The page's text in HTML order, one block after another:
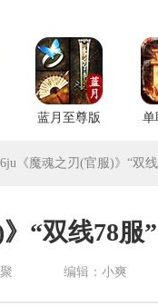
蓝月至尊版 单
《魔魂之刃(官服)》“双
“双线78服
编辑：小爽